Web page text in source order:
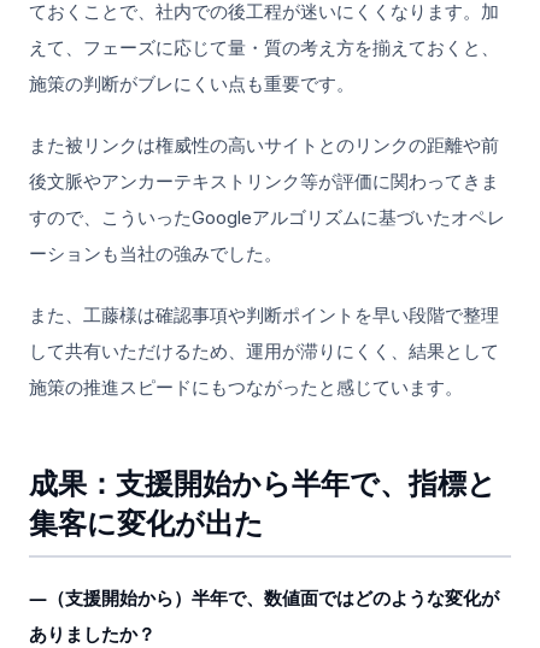
ておくことで、社内での後工程が迷いにくくなります。加
えて、フェーズに応じて量・質の考え方を揃えておくと、
施策の判断がブレにくい点も重要です。
また被リンクは権威性の高いサイトとのリンクの距離や前
後文脈やアンカーテキストリンク等が評価に関わってきま
すので、こういったGoogleアルゴリズムに基づいたオペレ
ーションも当社の強みでした。
また、工藤様は確認事項や判断ポイントを早い段階で整理
して共有いただけるため、運用が滞りにくく、結果として
施策の推進スピードにもつながったと感じています。
成果：支援開始から半年で、指標と
集客に変化が出た
―（支援開始から）半年で、数値面ではどのような変化が
ありましたか？